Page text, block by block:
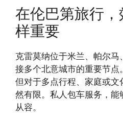
在伦巴第旅行
样重要
克雷莫纳位于米兰、帕尔
接多个北意城市的重要节点
但对于多点行程、家庭或文
然有限。私人包车服务，能
从容。